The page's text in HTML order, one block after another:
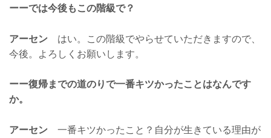
ーーでは今後もこの階級で？
アーセン はい。この階級でやらせていただきますので、
今後。よろしくお願いします。
ーー復帰までの道のりで一番キツかったことはなんです
か。
アーセン 一番キツかったこと？自分が生きている理由が